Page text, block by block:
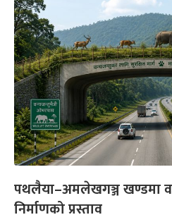
पथलैया–अमलेखगञ्ज खण्डमा
निर्माणको प्रस्ताव